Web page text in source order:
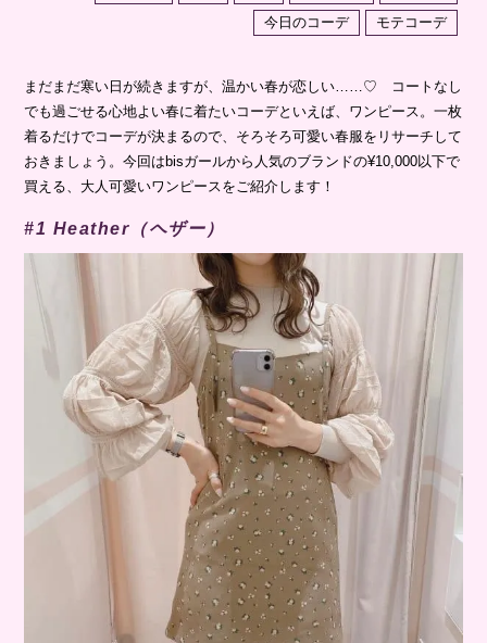
今日のコーデ
モテコーデ
まだまだ寒い日が続きますが、温かい春が恋しい……♡ コートなし
でも過ごせる心地よい春に着たいコーデといえば、ワンピース。一枚
着るだけでコーデが決まるので、そろそろ可愛い春服をリサーチして
おきましょう。今回はbisガールから人気のブランドの¥10,000以下で
買える、大人可愛いワンピースをご紹介します！
#1 Heather（ヘザー）